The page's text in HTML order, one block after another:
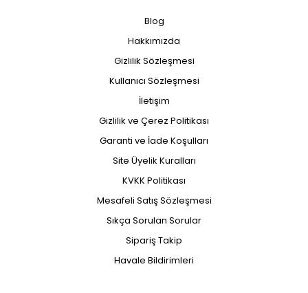
Blog
Hakkımızda
Gizlilik Sözleşmesi
Kullanıcı Sözleşmesi
İletişim
Gizlilik ve Çerez Politikası
Garanti ve İade Koşulları
Site Üyelik Kuralları
KVKK Politikası
Mesafeli Satış Sözleşmesi
Sıkça Sorulan Sorular
Sipariş Takip
Havale Bildirimleri